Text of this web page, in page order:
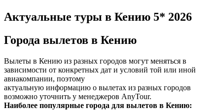
Актуальные туры в Кению 5* 2026
Города вылетов в Кению
Вылеты в Кению из разных городов могут меняться в
зависимости от конкретных дат и условий той или иной
авиакомпании, поэтому
актуальную информацию о вылетах из разных городов
возможно уточнить у менеджеров AnyTour.
Наиболее популярные города для вылетов в Кению: